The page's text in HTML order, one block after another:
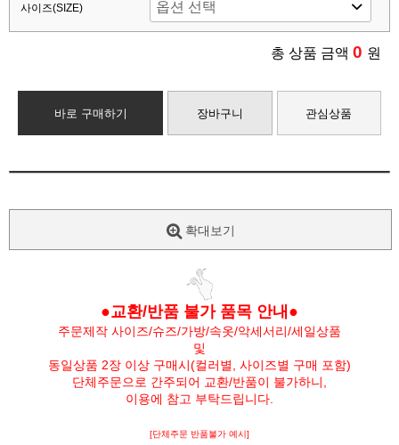
사이즈(SIZE)
총 상품 금액 0 원
바로 구매하기 장바구니 관심상품
확대보기
●교환/반품 불가 품목 안내●
주문제작 사이즈/슈즈/가방/속옷/악세서리/세일상품
및
동일상품 2장 이상 구매시(컬러별, 사이즈별 구매 포함)
단체주문으로 간주되어 교환/반품이 불가하니,
이용에 참고 부탁드립니다.
[단체주문 반품불가 예시]